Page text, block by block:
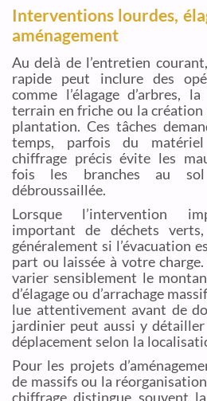
Interventions lourdes,
aménagement
Au delà de l’entretien
rapide peut inclure des
comme l’élagage d’arbres,
terrain en friche ou la création
plantation. Ces tâches
temps, parfois du
chiffrage précis évite les
fois les branches au
débroussaillée.
Lorsque l’intervention
important de déchets
généralement si l’évacuation
part ou laissée à votre
varier sensiblement le
d’élagage ou d’arrachage
lue attentivement avant de
jardinier peut aussi y
déplacement selon la
Pour les projets
de massifs ou la
chiffrage distingue souvent